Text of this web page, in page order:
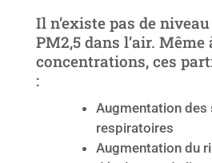
Il n’existe pas de
PM2,5 dans l’air. Même
concentrations, ces
:
Augmentation des
respiratoires
Augmentation du